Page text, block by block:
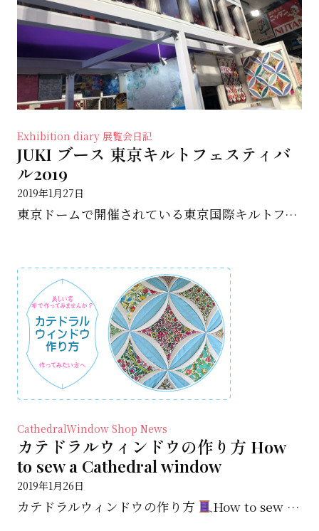
Exhibition diary 展覧会日記
JUKI ブース 東京キルトフェスティバ
ル2019
2019年1月27日
東京ドームで開催されている東京国際キルトフェスティバルに ご来場いただいた皆さんありがとうございまし...
CathedralWindow Shop News
カテドラルウィンドウの作り方 How
to sew a Cathedral window
2019年1月26日
カテドラルウィンドウの作り方 How to sew a Cathedral win...